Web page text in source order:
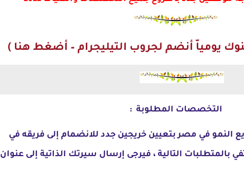
يومياّ أنضم لجروب التيليجرام – أضغط هنا )
التخصصات المطلوبة :
النمو في مصر بتعيين خريجين جدد للانضمام إلى فريقه في
بالمتطلبات التالية ، فيرجى إرسال سيرتك الذاتية إلى عنوان